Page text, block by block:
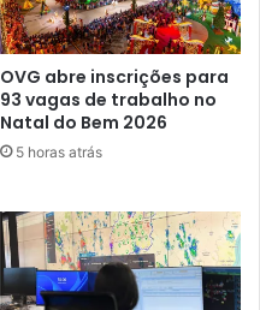
OVG abre inscrições para
93 vagas de trabalho no
Natal do Bem 2026
5 horas atrás